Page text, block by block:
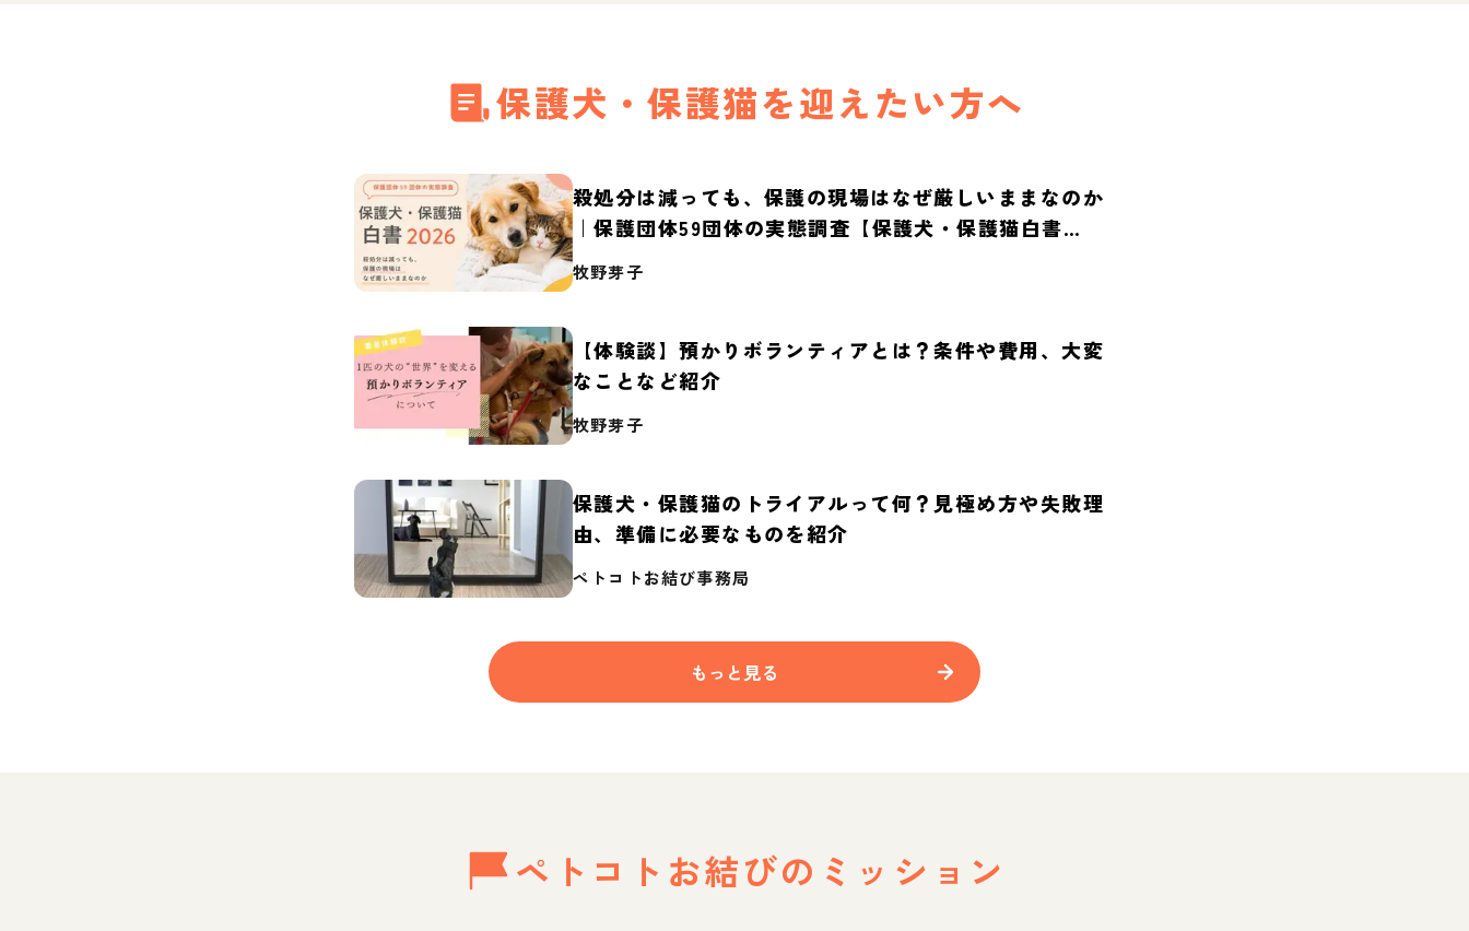
保護犬・保護猫を迎えたい方へ
殺処分は減っても、保護の現場はなぜ厳しいままなのか
｜保護団体59団体の実態調査【保護犬・保護猫白書
2026】
牧野芽子
【体験談】預かりボランティアとは？条件や費用、大変
なことなど紹介
牧野芽子
保護犬・保護猫のトライアルって何？見極め方や失敗理
由、準備に必要なものを紹介
ペトコトお結び事務局
もっと見る
ペトコトお結びの ミッション